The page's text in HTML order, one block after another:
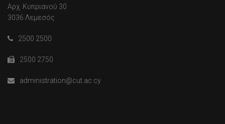
Αρχ. Κυπριανού 30
3036 Λεμεσός
2500 2500
2500 2750
administration@cut.ac.cy